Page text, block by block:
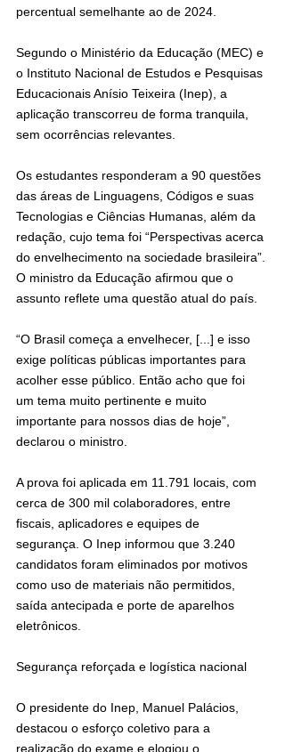
percentual semelhante ao de 2024.
Segundo o Ministério da Educação (MEC) e
o Instituto Nacional de Estudos e Pesquisas
Educacionais Anísio Teixeira (Inep), a
aplicação transcorreu de forma tranquila,
sem ocorrências relevantes.
Os estudantes responderam a 90 questões
das áreas de Linguagens, Códigos e suas
Tecnologias e Ciências Humanas, além da
redação, cujo tema foi “Perspectivas acerca
do envelhecimento na sociedade brasileira”.
O ministro da Educação afirmou que o
assunto reflete uma questão atual do país.
“O Brasil começa a envelhecer, [...] e isso
exige políticas públicas importantes para
acolher esse público. Então acho que foi
um tema muito pertinente e muito
importante para nossos dias de hoje”,
declarou o ministro.
A prova foi aplicada em 11.791 locais, com
cerca de 300 mil colaboradores, entre
fiscais, aplicadores e equipes de
segurança. O Inep informou que 3.240
candidatos foram eliminados por motivos
como uso de materiais não permitidos,
saída antecipada e porte de aparelhos
eletrônicos.
Segurança reforçada e logística nacional
O presidente do Inep, Manuel Palácios,
destacou o esforço coletivo para a
realização do exame e elogiou o